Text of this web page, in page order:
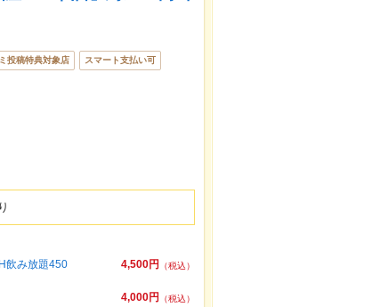
投稿特典対象店 スマート支払い可
4,500円
（税込）
飲み放題450
4,000円
（税込）